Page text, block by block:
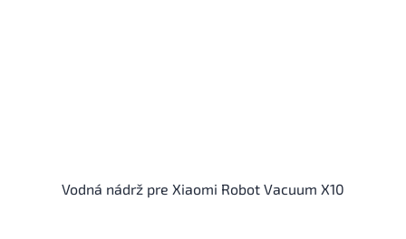
Vodná nádrž pre Xiaomi Robot Vacuum X10